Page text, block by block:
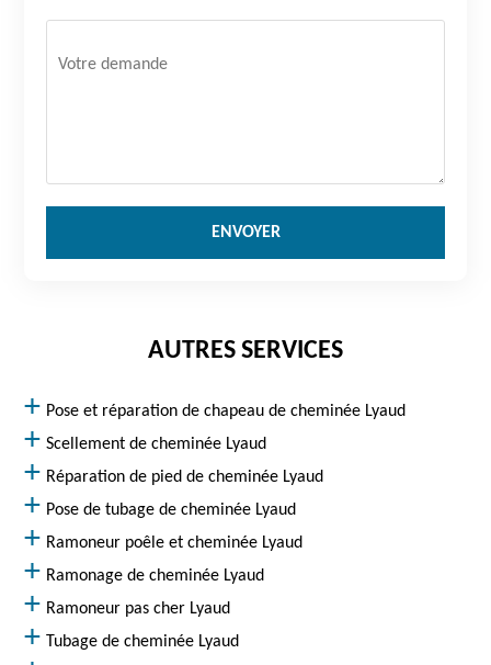
AUTRES SERVICES
Pose et réparation de chapeau de cheminée Lyaud
Scellement de cheminée Lyaud
Réparation de pied de cheminée Lyaud
Pose de tubage de cheminée Lyaud
Ramoneur poêle et cheminée Lyaud
Ramonage de cheminée Lyaud
Ramoneur pas cher Lyaud
Tubage de cheminée Lyaud